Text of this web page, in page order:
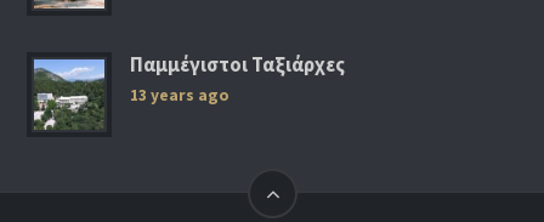
Παμμέγιστοι Ταξιάρχες
13 years ago